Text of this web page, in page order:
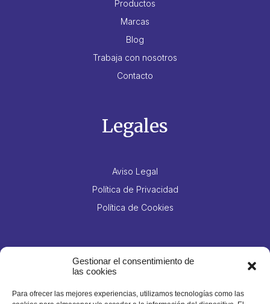
Gestionar el consentimiento de
las cookies
Para ofrecer las mejores experiencias, utilizamos tecnologías como las
Productos
Marcas
Blog
Trabaja con nosotros
Contacto
Legales
Aviso Legal
Política de Privacidad
Política de Cookies
Contacto